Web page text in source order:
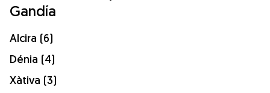
Gandía
Alcira (6)
Dénia (4)
Xàtiva (3)